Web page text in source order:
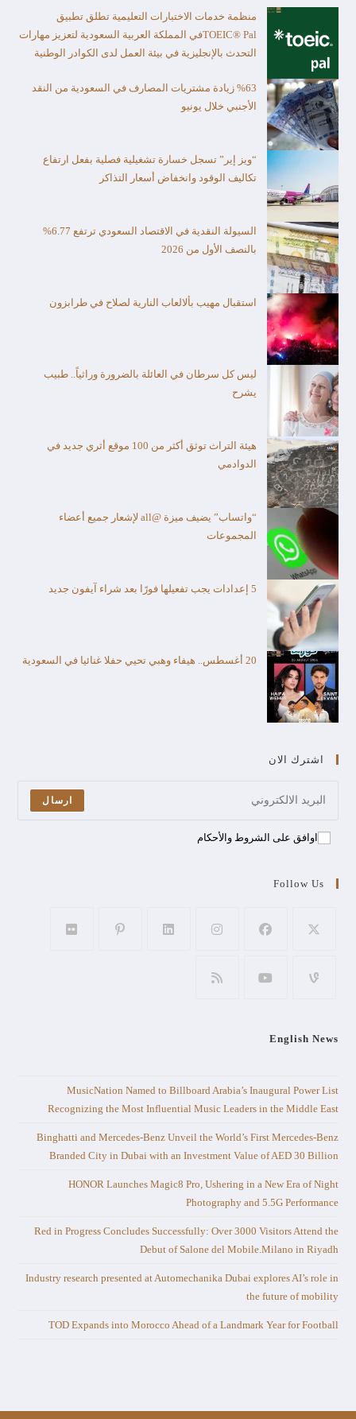
منظمة خدمات الاختبارات التعليمية تطلق تطبيق
TOEIC® Palفي المملكة العربية السعودية لتعزيز مهارات
التحدث بالإنجليزية في بيئة العمل لدى الكوادر الوطنية
%63 زيادة مشتريات المصارف في السعودية من النقد
الأجنبي خلال يونيو
“ويز إير” تسجل خسارة تشغيلية فصلية بفعل ارتفاع
تكاليف الوقود وانخفاض أسعار التذاكر
السيولة النقدية في الاقتصاد السعودي ترتفع 6.77%
بالنصف الأول من 2026
استقبال مهيب بألالعاب النارية لصلاح في طرابزون
ليس كل سرطان في العائلة بالضرورة وراثياً.. طبيب
يشرح
هيئة التراث توثق أكثر من 100 موقع أثري جديد في
الدوادمي
“واتساب” يضيف ميزة @all لإشعار جميع أعضاء
المجموعات
5 إعدادات يجب تفعيلها فورًا بعد شراء آيفون جديد
20 أغسطس.. هيفاء وهبي تحيي حفلا غنائيا في السعودية
اشترك الان
ارسال
اوافق على الشروط والأحكام
Follow Us
English News
MusicNation Named to Billboard Arabia’s Inaugural Power List
Recognizing the Most Influential Music Leaders in the Middle East
Binghatti and Mercedes-Benz Unveil the World’s First Mercedes-Benz
Branded City in Dubai with an Investment Value of AED 30 Billion
HONOR Launches Magic8 Pro, Ushering in a New Era of Night
Photography and 5.5G Performance
Red in Progress Concludes Successfully: Over 3000 Visitors Attend the
Debut of Salone del Mobile.Milano in Riyadh
Industry research presented at Automechanika Dubai explores AI’s role in
the future of mobility
TOD Expands into Morocco Ahead of a Landmark Year for Football